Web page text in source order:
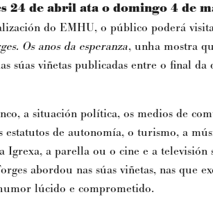
24 de abril ata o domingo 4 de
do EMHU, o público poderá
Os anos da esperanza, unha mostra
súas viñetas publicadas entre o final da
a situación política, os medios de
estatutos de autonomía, o turismo, a
Igrexa, a parella ou o cine e a televisión
abordou nas súas viñetas, nas que
lúcido e comprometido.